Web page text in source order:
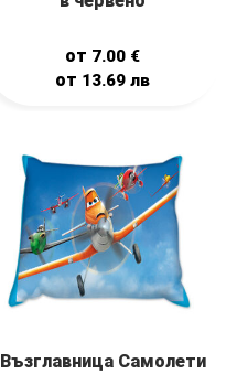
от 7.00 €
от 13.69лв
Възглавница Самолети